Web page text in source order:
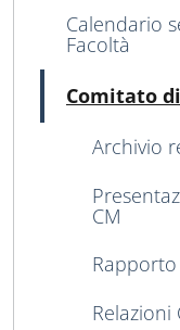
Calendario
Facoltà
Comitato
Attivo
Archivio
CM
Rapporto
Relazioni